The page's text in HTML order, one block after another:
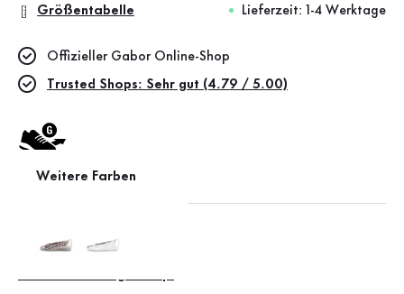
Größentabelle Lieferzeit: 1-4 Werktage
Weitere Farben
Offizieller Gabor Online-Shop
Trusted Shops: Sehr gut (4.79 / 5.00)
Weite G (mittel)